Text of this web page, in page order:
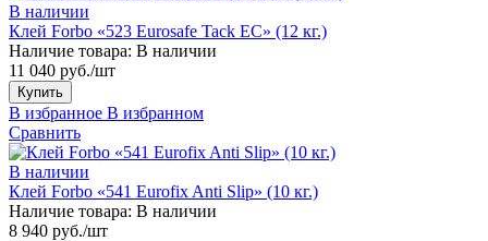
В наличии
Клей Forbo «523 Eurosafe Tack EC» (12 кг.)
Наличие товара: В наличии
11 040 руб./шт
Купить
В избранное В избранном
Сравнить
В наличии
Клей Forbo «541 Eurofix Anti Slip» (10 кг.)
Наличие товара: В наличии
8 940 руб./шт